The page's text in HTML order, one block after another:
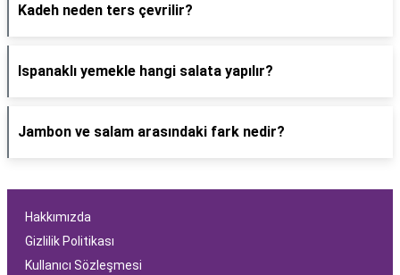
Kadeh neden ters çevrilir?
Ispanaklı yemekle hangi salata yapılır?
Jambon ve salam arasındaki fark nedir?
Hakkımızda
Gizlilik Politikası
Kullanıcı Sözleşmesi